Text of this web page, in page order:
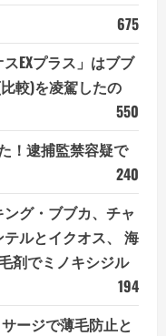
675
EXプラス」はブブ
較)を凌駕したの
550
！逮捕監禁容疑で
240
グ・ブブカ、チャ
ルとイクオス、 海
剤でミノキシジル
194
ージで薄毛防止と